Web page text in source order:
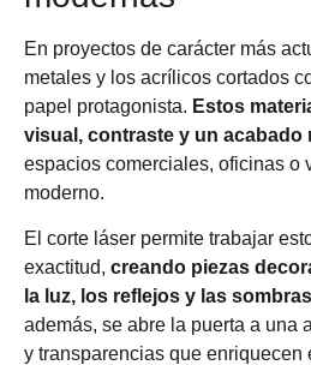
En proyectos de carácter más
metales y los acrílicos cortados
papel protagonista. Estos
visual, contraste y un acabado
espacios comerciales, oficinas o
moderno.
El corte láser permite trabajar
exactitud, creando piezas
la luz, los reflejos y las sombras
además, se abre la puerta a una
y transparencias que enriquecen